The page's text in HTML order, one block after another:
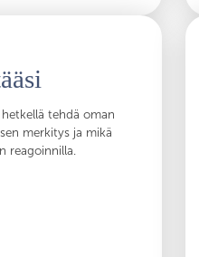
tehdä oman
merkitys ja mikä
reagoinnilla.